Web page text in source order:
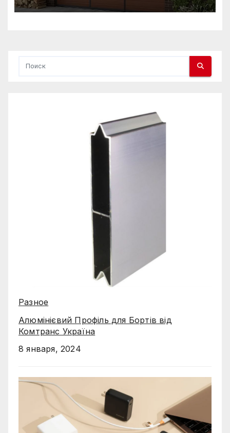
Разное
Алюмінієвий Профіль для Бортів від
Комтранс Україна
8 января, 2024